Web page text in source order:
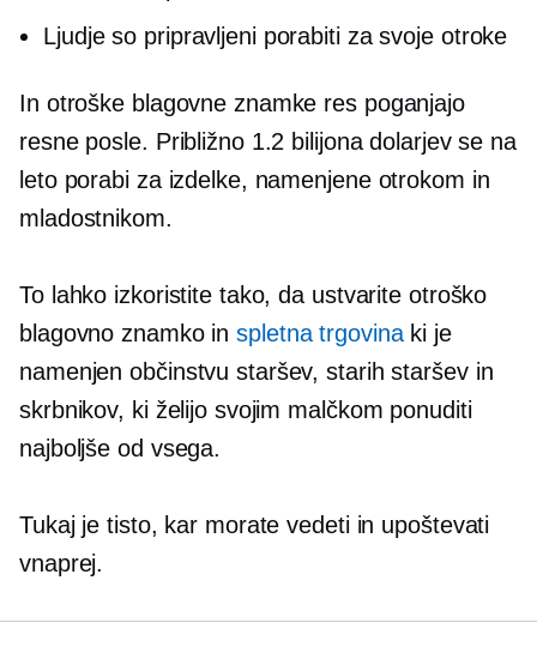
Ljudje so pripravljeni porabiti za svoje otroke
In otroške blagovne znamke res poganjajo
resne posle. Približno 1.2 bilijona dolarjev se na
leto porabi za izdelke, namenjene otrokom in
mladostnikom.
To lahko izkoristite tako, da ustvarite otroško
blagovno znamko inspletna trgovinaki je
namenjen občinstvu staršev, starih staršev in
skrbnikov, ki želijo svojim malčkom ponuditi
najboljše od vsega.
Tukaj je tisto, kar morate vedeti in upoštevati
vnaprej.